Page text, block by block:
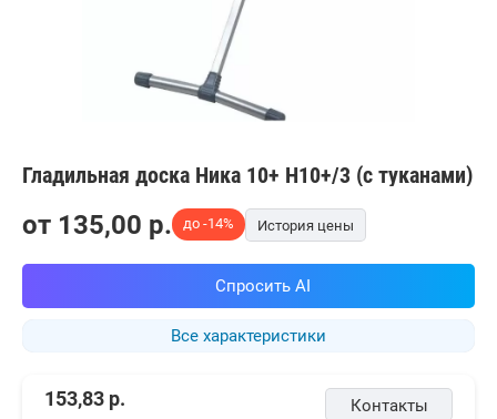
Гладильная доска Ника 10+ Н10+/3 (с туканами)
Все характеристики
от 135,00 p. до -14% История цены
Спросить AI
Контакты
153,83 р.